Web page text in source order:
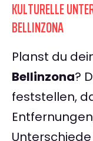
KULTURELLE
BELLINZONA
Planst du
Bellinzona?
feststellen,